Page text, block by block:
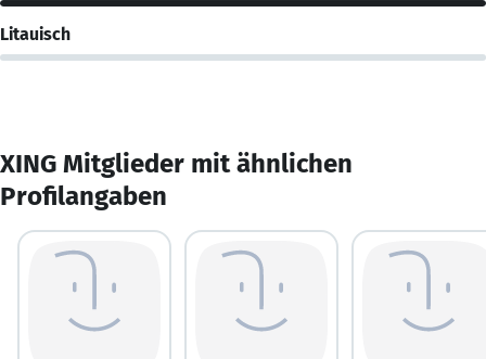
Litauisch
XING Mitglieder mit ähnlichen
Profilangaben